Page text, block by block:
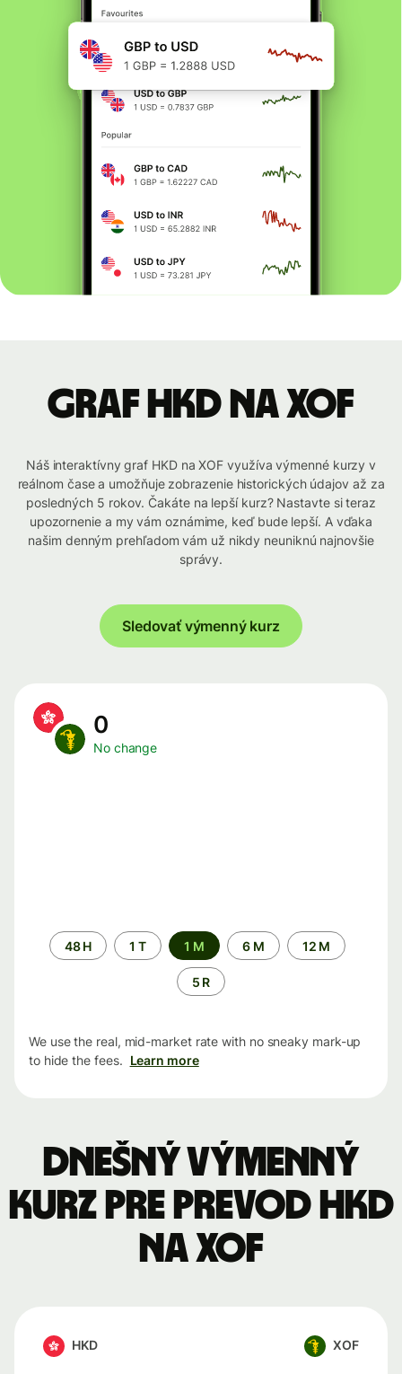
graf HKD na XOF
Náš interaktívny graf HKD na XOF využíva výmenné kurzy v
reálnom čase a umožňuje zobrazenie historických údajov až za
posledných 5 rokov. Čakáte na lepší kurz? Nastavte si teraz
upozornenie a my vám oznámime, keď bude lepší. A vďaka
našim denným prehľadom vám už nikdy neuniknú najnovšie
správy.
Sledovať výmenný kurz
0
No change
Time
period
48 H 1 T 1 M 6 M 12 M
5 R
We use the real, mid-market rate with no sneaky mark-up
to hide the fees. Learn more
Dnešný výmenný
kurz pre prevod HKD
na XOF
HKD XOF